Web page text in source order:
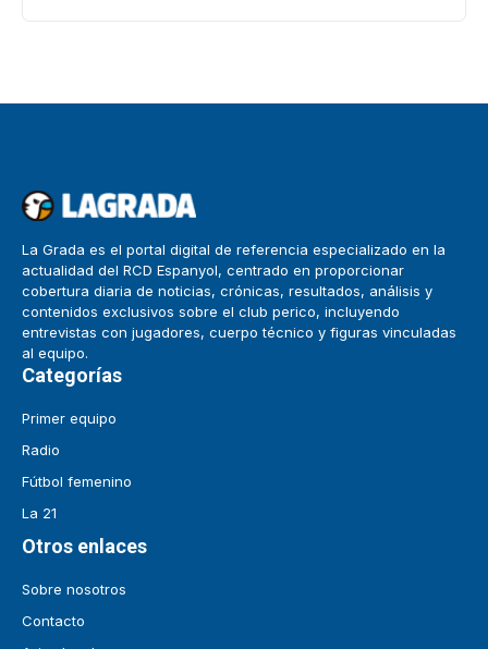
La Grada es el portal digital de referencia especializado en la
actualidad del RCD Espanyol, centrado en proporcionar
cobertura diaria de noticias, crónicas, resultados, análisis y
contenidos exclusivos sobre el club perico, incluyendo
entrevistas con jugadores, cuerpo técnico y figuras vinculadas
al equipo.
Categorías
Primer equipo
Radio
Fútbol femenino
La 21
Otros enlaces
Sobre nosotros
Contacto